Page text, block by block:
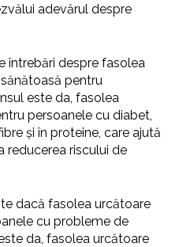
adevărul despre
întrebări despre fasolea
pentru
este da, fasolea
persoanele cu diabet,
și în proteine, care ajută
reducerea riscului de
dacă fasolea urcătoare
cu probleme de
da, fasolea urcătoare